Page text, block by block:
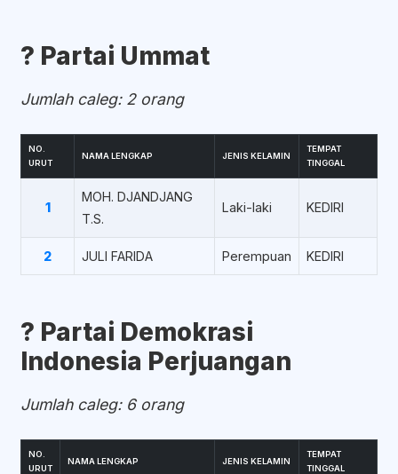
?️ Partai Ummat
Jumlah caleg: 2 orang
NO.
URUT
NAMA LENGKAP JENIS KELAMIN
TEMPAT
TINGGAL
1
MOH. DJANDJANG
T.S.
Laki-laki KEDIRI
2 JULI FARIDA Perempuan KEDIRI
?️ Partai Demokrasi
Indonesia Perjuangan
Jumlah caleg: 6 orang
NO.
URUT
NAMA LENGKAP JENIS KELAMIN
TEMPAT
TINGGAL